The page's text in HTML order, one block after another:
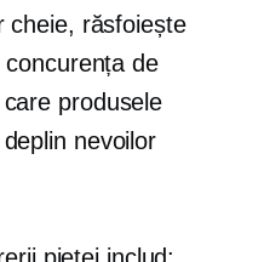
cheie, răsfoiește
de
produsele
nevoilor
pieței includ: